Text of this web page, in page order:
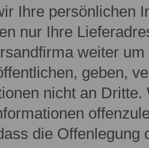
Ihre persönlichen
nur Ihre
weiter
geben,
nicht an
die